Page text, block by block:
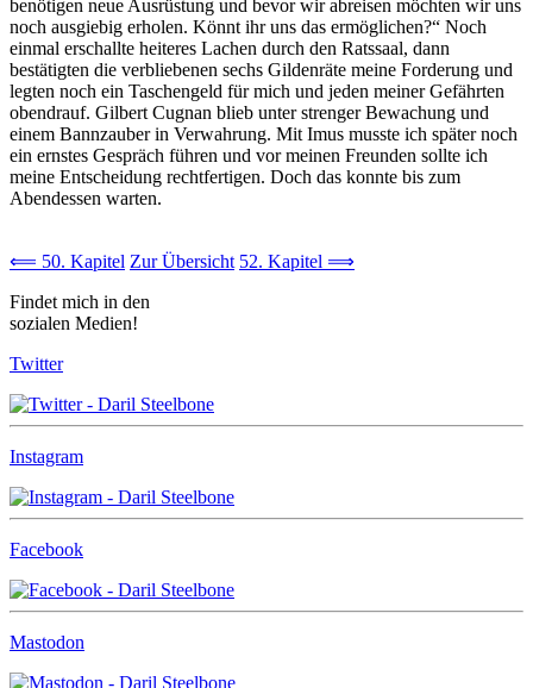
benötigen neue Ausrüstung und bevor wir abreisen möchten wir uns
noch ausgiebig erholen. Könnt ihr uns das ermöglichen?“ Noch
einmal erschallte heiteres Lachen durch den Ratssaal, dann
bestätigten die verbliebenen sechs Gildenräte meine Forderung und
legten noch ein Taschengeld für mich und jeden meiner Gefährten
obendrauf. Gilbert Cugnan blieb unter strenger Bewachung und
einem Bannzauber in Verwahrung. Mit Imus musste ich später noch
ein ernstes Gespräch führen und vor meinen Freunden sollte ich
meine Entscheidung rechtfertigen. Doch das konnte bis zum
Abendessen warten.
⟸ 50. Kapitel Zur Übersicht 52. Kapitel ⟹
Findet mich in den
sozialen Medien!
Twitter
Instagram
Facebook
Mastodon